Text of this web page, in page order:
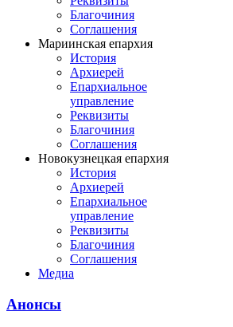
Благочиния
Соглашения
Мариинская епархия
История
Архиерей
Епархиальное
управление
Реквизиты
Благочиния
Соглашения
Новокузнецкая епархия
История
Архиерей
Епархиальное
управление
Реквизиты
Благочиния
Соглашения
Медиа
Анонсы